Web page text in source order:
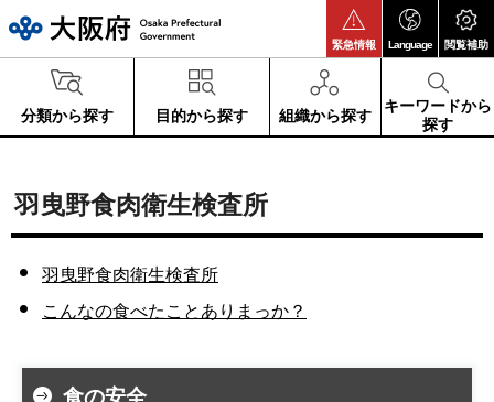
緊急情報 Language 閲覧補助
分類から探す 目的から探す 組織から探す
キーワードから
探す
羽曳野食肉衛生検査所
羽曳野食肉衛生検査所
こんなの食べたことありまっか？
食の安全